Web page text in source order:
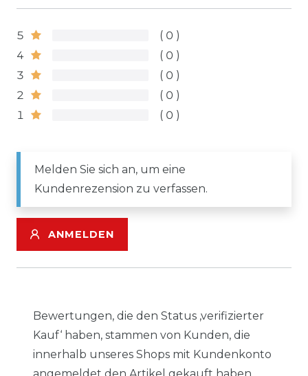
5
0
4
0
3
0
2
0
1
0
Melden Sie sich an, um eine
Kundenrezension zu verfassen.
ANMELDEN
Bewertungen, die den Status ‚verifizierter
Kauf‘ haben, stammen von Kunden, die
innerhalb unseres Shops mit Kundenkonto